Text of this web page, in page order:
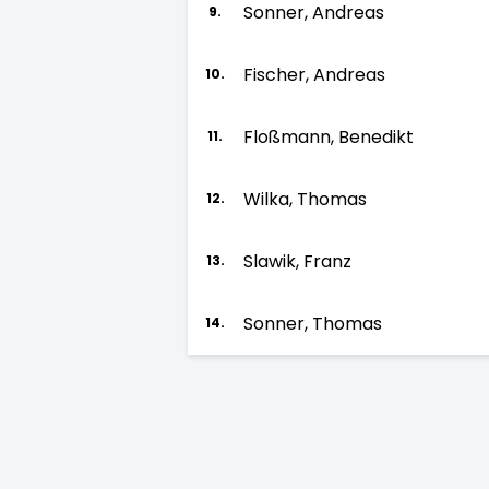
9. Sonner, Andreas
10. Fischer, Andreas
11. Floßmann, Benedikt
12. Wilka, Thomas
13. Slawik, Franz
14. Sonner, Thomas